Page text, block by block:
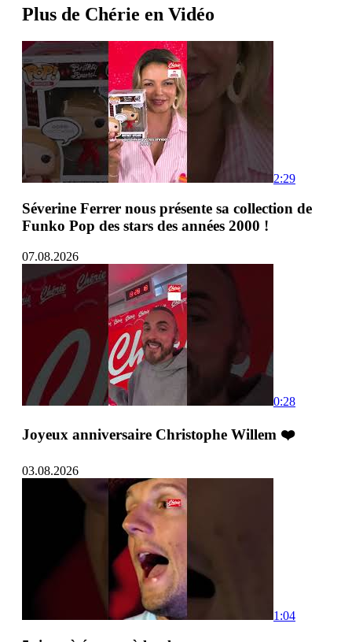
Plus de Chérie en Vidéo
2:29
Séverine Ferrer nous présente sa collection de
Funko Pop des stars des années 2000 !
07.08.2026
0:28
Joyeux anniversaire Christophe Willem ❤️
03.08.2026
1:04